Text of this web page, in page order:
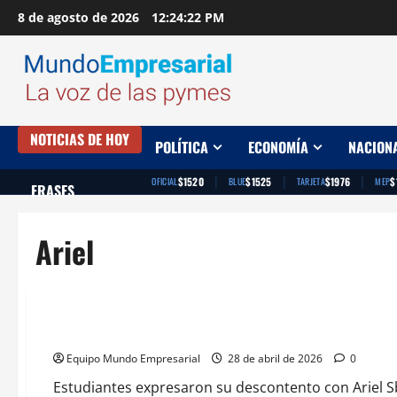
Saltar
al
contenido
8 de agosto de 2026 12:24:23 PM
NOTICIAS DE HOY POLÍTICA ECONOMÍA
FRASES OFICIAL$1520 | BLUE$1525 | TARJETA$1976 | MEP
Ariel
Equipo Mundo Empresarial 28 de abril de 2026 0
Estudiantes expresaron su descontento con Ariel